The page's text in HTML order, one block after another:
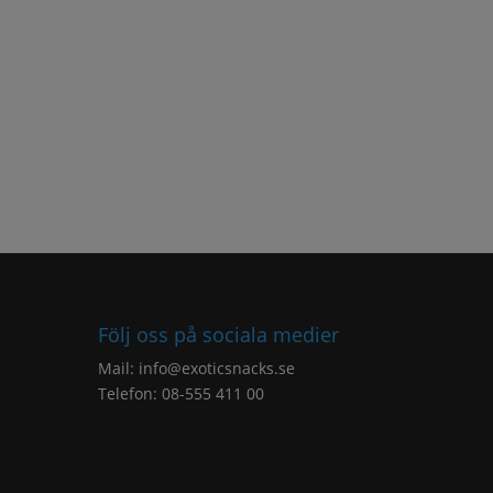
Följ oss på sociala medier
Mail: info@exoticsnacks.se
Telefon: 08-555 411 00